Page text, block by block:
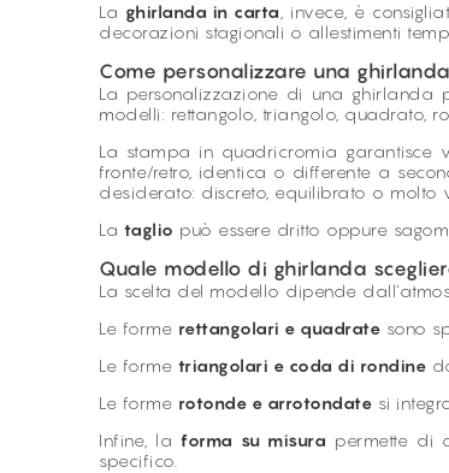
La ghirlanda in carta
, invece, è
decorazioni stagionali o allestimenti
Come personalizzare una
La personalizzazione di una ghirlanda
modelli: rettangolo, triangolo, quadrato,
La stampa in quadricromia garantisce
fronte/retro, identica o differente a
desiderato: discreto, equilibrato o molto
La taglio può essere dritto oppure
Quale modello di ghirlanda
La scelta del modello dipende
Le forme rettangolari e quadrate sono
Le forme triangolari e coda di rondine
Le forme rotonde e arrotondate si
Infine, laforma su misura permette di
specifico.